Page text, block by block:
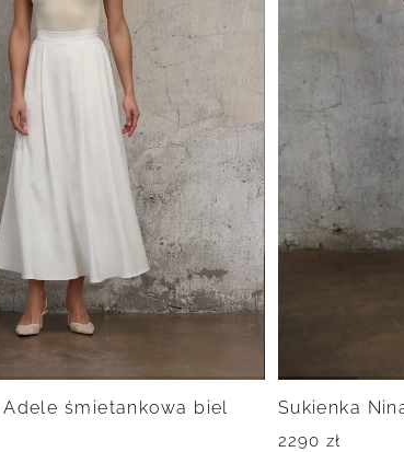
śmietankowa biel Sukienka
2290 zł